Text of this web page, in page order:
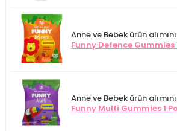
Anne ve Bebek ürün
Funny Defence Gummies
Anne ve Bebek ürün
Funny Multi Gummies 1